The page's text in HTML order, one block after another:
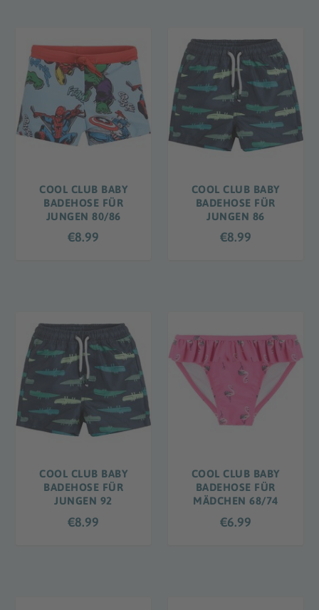
COOL CLUB BABY
BADEHOSE FÜR
JUNGEN 80/86
€8.99
COOL CLUB BABY
BADEHOSE FÜR
JUNGEN 86
€8.99
COOL CLUB BABY
BADEHOSE FÜR
JUNGEN 92
€8.99
COOL CLUB BABY
BADEHOSE FÜR
MÄDCHEN 68/74
€6.99